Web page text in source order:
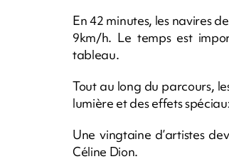
En 42 minutes, les navires
9km/h. Le temps est
tableau.
Tout au long du parcours,
lumière et des effets
Une vingtaine d’artistes
Céline Dion.